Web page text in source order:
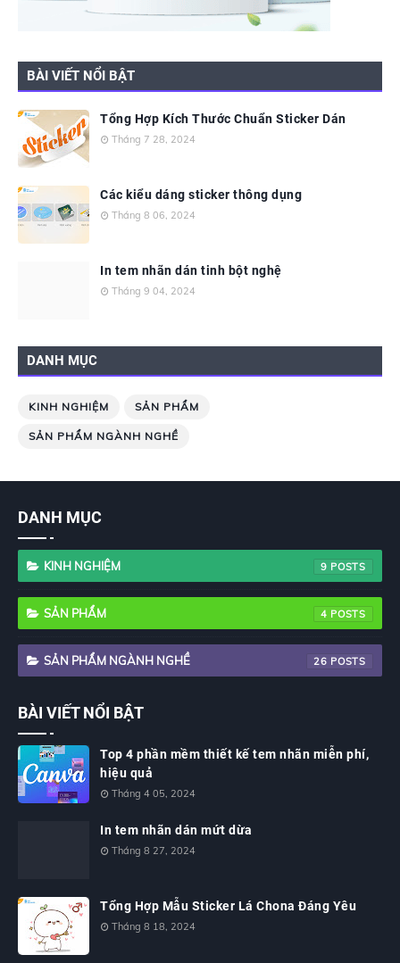
BÀI VIẾT NỔI BẬT
Tổng Hợp Kích Thước Chuẩn Sticker Dán
Tháng 7 28, 2024
Các kiểu dáng sticker thông dụng
Tháng 8 06, 2024
In tem nhãn dán tinh bột nghệ
Tháng 9 04, 2024
DANH MỤC
KINH NGHIỆM SẢN PHẨM
SẢN PHẨM NGÀNH NGHỀ
DANH MỤC
KINH NGHIỆM 9
SẢN PHẨM 4
SẢN PHẨM NGÀNH NGHỀ 26
BÀI VIẾT NỔI BẬT
Top 4 phần mềm thiết kế tem nhãn miễn phí,
hiệu quả
Tháng 4 05, 2024
In tem nhãn dán mứt dừa
Tháng 8 27, 2024
Tổng Hợp Mẫu Sticker Lá Chona Đáng Yêu
Tháng 8 18, 2024